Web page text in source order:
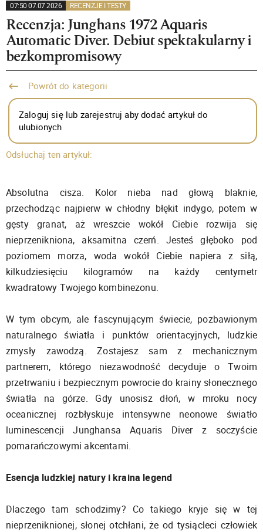
07:50 07.07.2026 RECENZJE I TESTY
Recenzja: Junghans 1972 Aquaris
Automatic Diver. Debiut spektakularny i
bezkompromisowy
Powrót do kategorii
Zaloguj się lub zarejestruj aby dodać artykuł do
ulubionych
Odsłuchaj ten artykuł:
Absolutna cisza. Kolor nieba nad głową blaknie,
przechodząc najpierw w chłodny błękit indygo, potem w
gęsty granat, aż wreszcie wokół Ciebie rozwija się
nieprzenikniona, aksamitna czerń. Jesteś głęboko pod
poziomem morza, woda wokół Ciebie napiera z siłą,
kilkudziesięciu kilogramów na każdy centymetr
kwadratowy Twojego kombinezonu.
W tym obcym, ale fascynującym świecie, pozbawionym
naturalnego światła i punktów orientacyjnych, ludzkie
zmysły zawodzą. Zostajesz sam z mechanicznym
partnerem, którego niezawodność decyduje o Twoim
przetrwaniu i bezpiecznym powrocie do krainy słonecznego
światła na górze. Gdy unosisz dłoń, w mroku nocy
oceanicznej rozbłyskuje intensywne neonowe światło
luminescencji Junghansa Aquaris Diver z soczyście
pomarańczowymi akcentami.
Esencja ludzkiej natury i kraina legend
Dlaczego tam schodzimy? Co takiego kryje się w tej
nieprzeniknionej, słonej otchłani, że od tysiącleci człowiek